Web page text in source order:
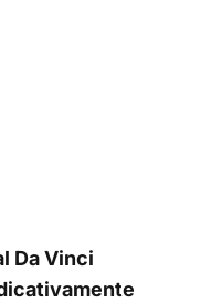
Da Vinci